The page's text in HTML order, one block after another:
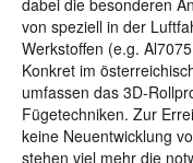
dabei die besonderen
von speziell in der
Werkstoffen (e.g.
Konkret im
umfassen das 3D-
Fügetechniken. Zur
keine Neuentwicklung
stehen viel mehr die